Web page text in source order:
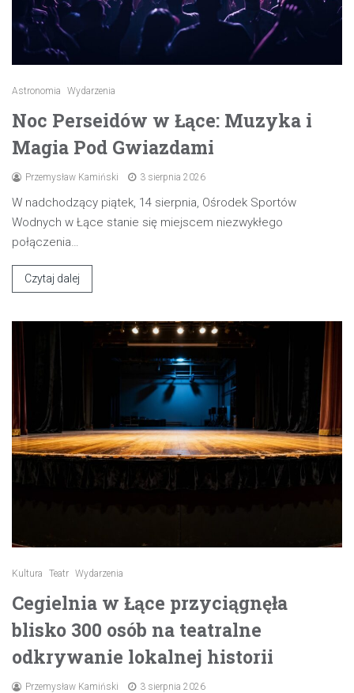
Astronomia Wydarzenia
Noc Perseidów w Łące: Muzyka i
Magia Pod Gwiazdami
Przemysław Kamiński 3 sierpnia 2026
W nadchodzący piątek, 14 sierpnia, Ośrodek Sportów
Wodnych w Łące stanie się miejscem niezwykłego
połączenia…
Czytaj dalej
Kultura Teatr Wydarzenia
Cegielnia w Łące przyciągnęła
blisko 300 osób na teatralne
odkrywanie lokalnej historii
Przemysław Kamiński 3 sierpnia 2026